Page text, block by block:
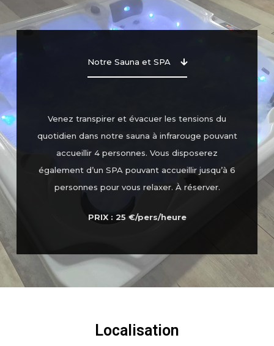
Notre Sauna et SPA
Venez transpirer et évacuer les tensions du
quotidien dans notre sauna à infrarouge pouvant
accueillir 4 personnes. Vous disposerez
également d’un SPA pouvant accueillir jusqu’à 6
personnes pour vous relaxer. À réserver.
PRIX : 25 €/pers/heure
Localisation